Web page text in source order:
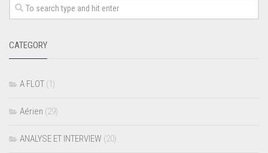
CATEGORY
A FLOT (1)
Aérien (29)
ANALYSE ET INTERVIEW (20)